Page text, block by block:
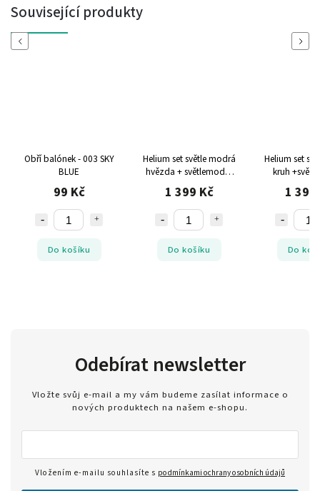
Související produkty
Previous
Obří balónek - 003 SKY
BLUE
99 Kč
Do košíku
Helium set světle modrá
hvězda + světlemodré
balónky KRÁSNÉ
NAROZENINY
1 399 Kč
Do košíku
Helium set
kruh
balónky
1 399
Do
Next
Odebírat newsletter
Vložte svůj e-mail a my vám budeme zasílat informace o
nových produktech na našem e-shopu.
Vložením e-mailu souhlasíte s podmínkami ochrany osobních údajů